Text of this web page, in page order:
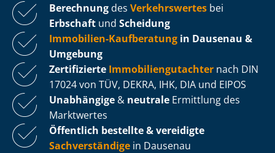
Berechnung des Verkehrswertes bei
Erbschaft und Scheidung
Immobilien-Kaufberatung in Dausenau &
Umgebung
Zertifizierte Im­mo­bi­li­en­gut­ach­ter nach DIN
17024 von TÜV, DEKRA, IHK, DIA und EIPOS
Unabhängige & neutrale Ermittlung des
Marktwertes
Öffentlich bestellte & vereidigte
Sachverständige in Dausenau